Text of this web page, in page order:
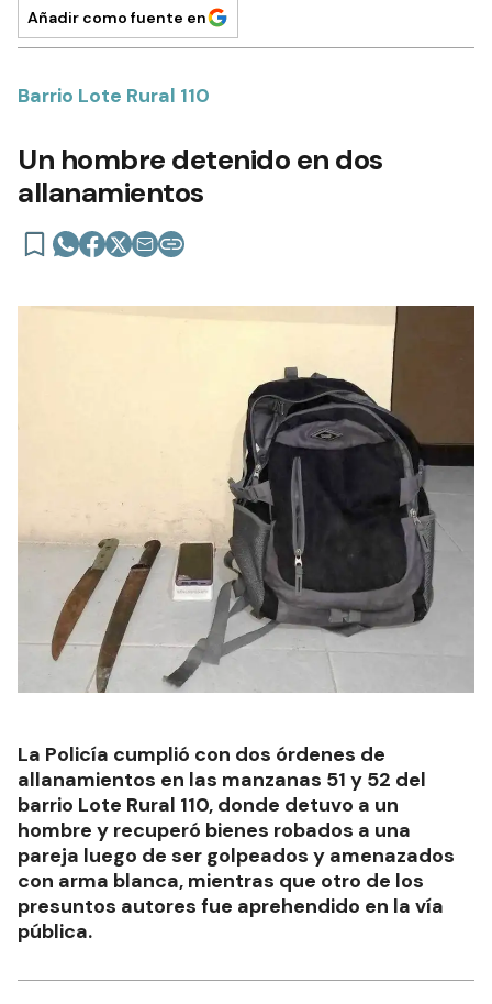
Añadir como fuente en
Barrio Lote Rural 110
Un hombre detenido en dos
allanamientos
La Policía cumplió con dos órdenes de
allanamientos en las manzanas 51 y 52 del
barrio Lote Rural 110, donde detuvo a un
hombre y recuperó bienes robados a una
pareja luego de ser golpeados y amenazados
con arma blanca, mientras que otro de los
presuntos autores fue aprehendido en la vía
pública.